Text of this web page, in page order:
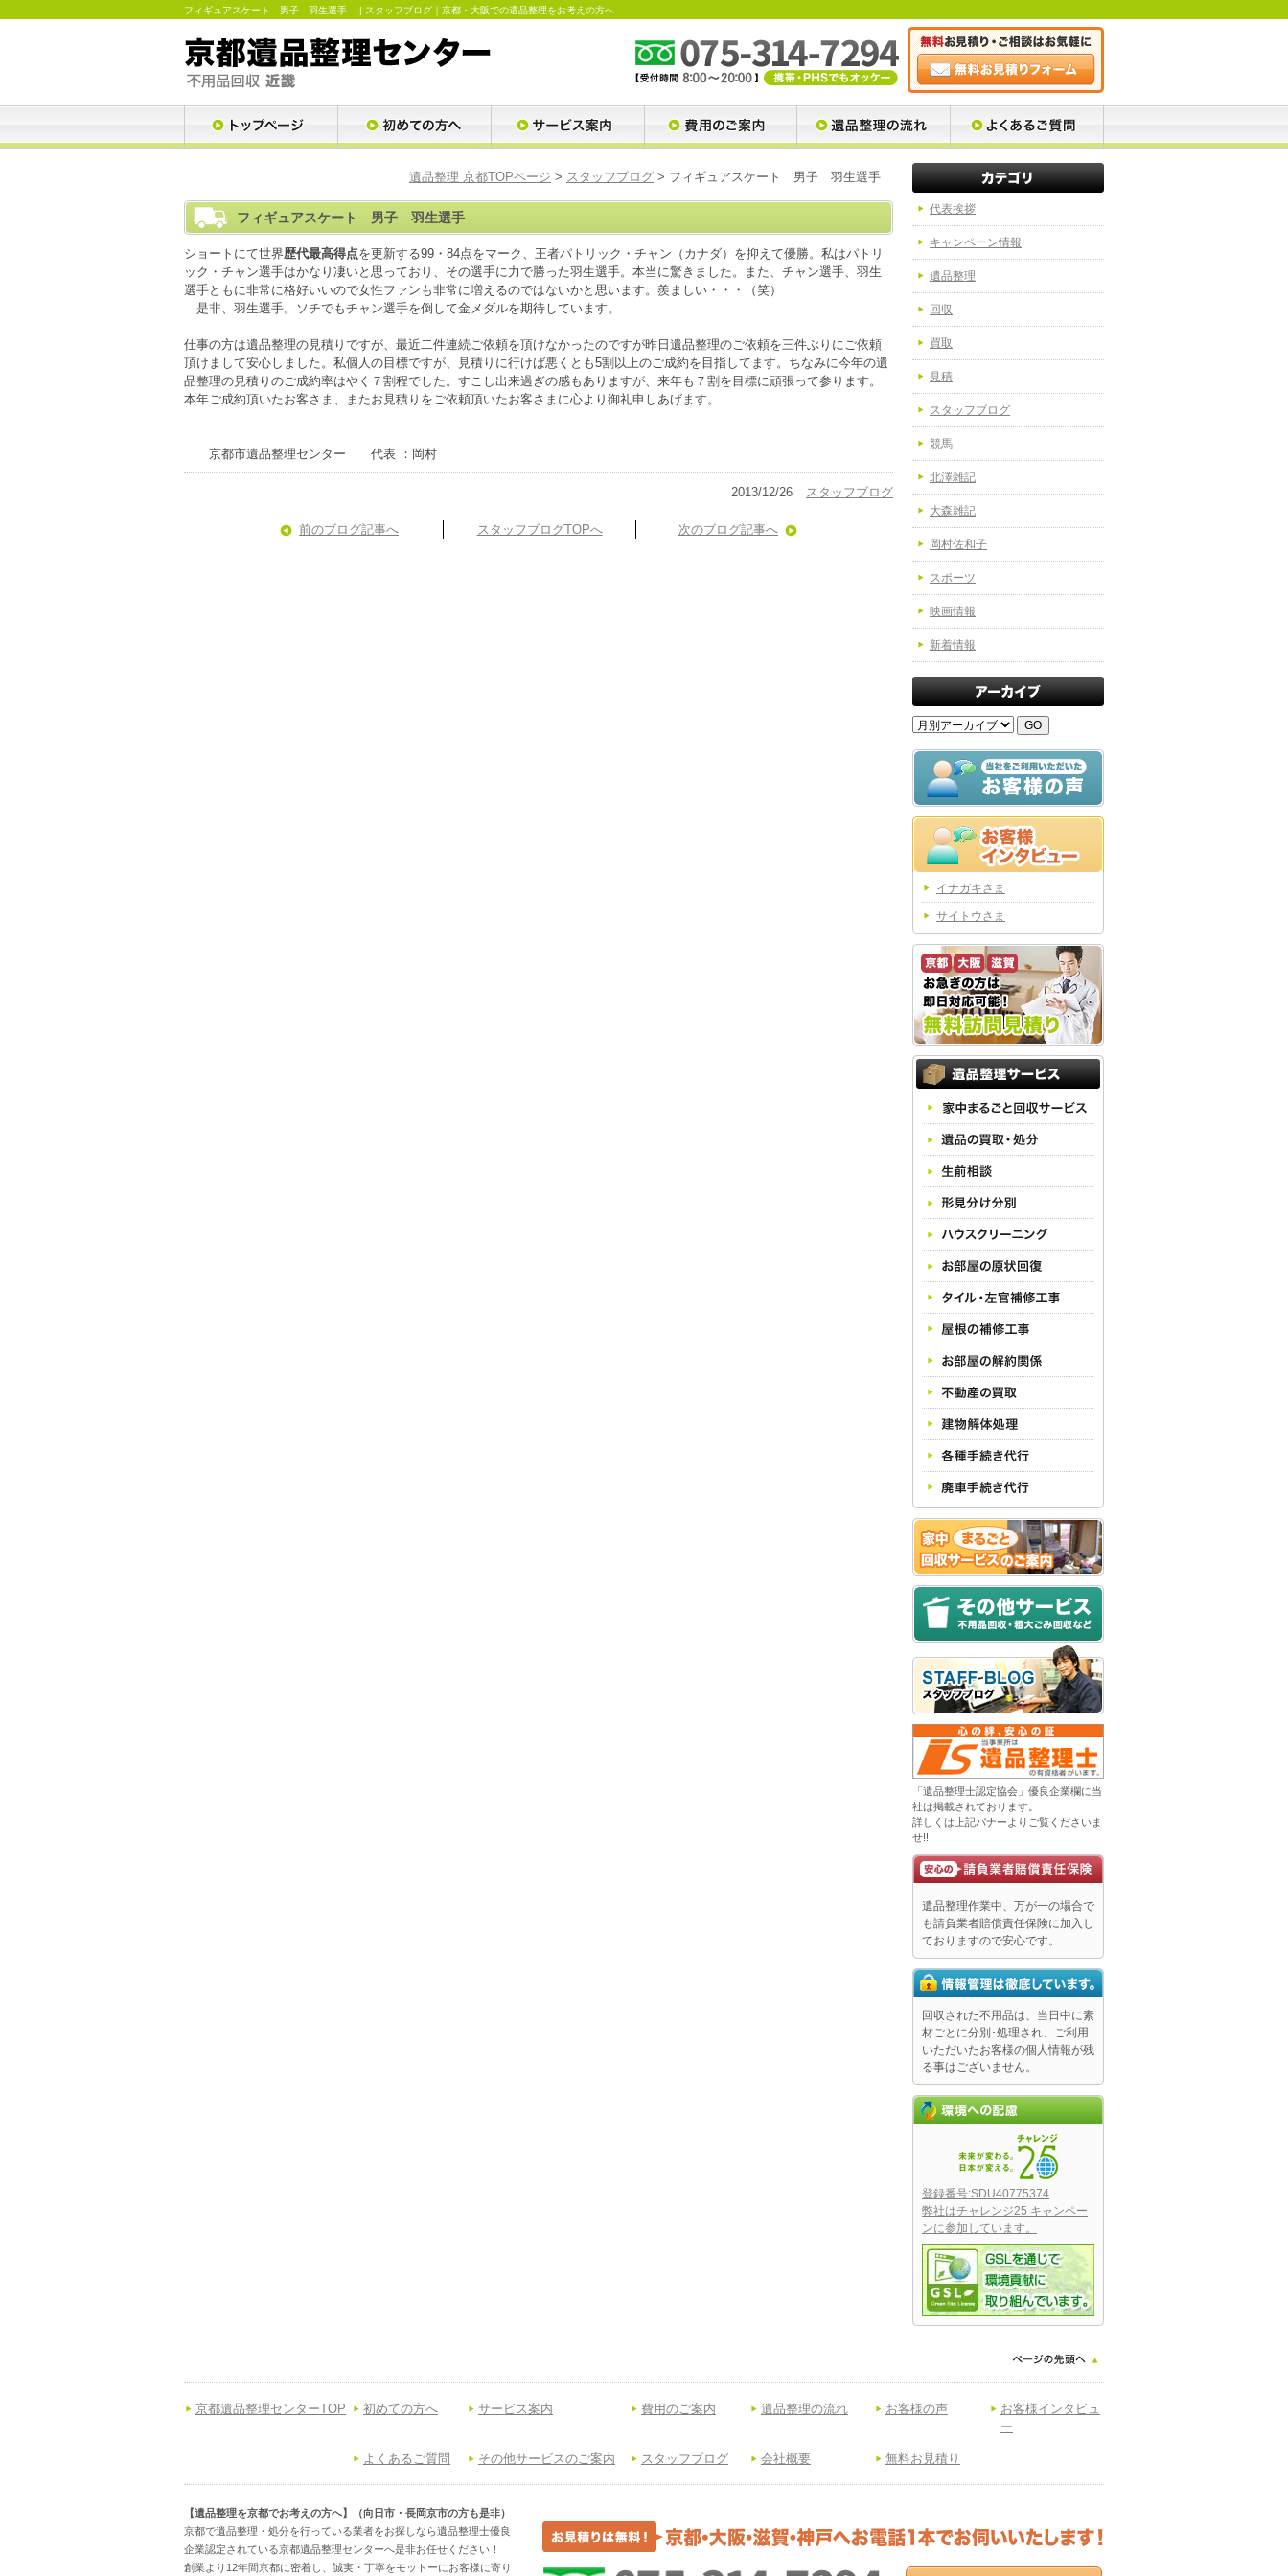
フィギュアスケート 男子 羽生選手 | スタッフブログ｜京都・大阪での遺品整理をお考えの方へ
遺品整理 京都TOPページ > スタッフブログ > フィギュアスケート 男子 羽生選手
フィギュアスケート 男子 羽生選手
ショートにて世界歴代最高得点を更新する99・84点をマーク、王者パトリック・チャン（カナダ）を抑えて優勝。私はパトリ
ック・チャン選手はかなり凄いと思っており、その選手に力で勝った羽生選手。本当に驚きました。また、チャン選手、羽生
選手ともに非常に格好いいので女性ファンも非常に増えるのではないかと思います。羨ましい・・・（笑）
是非、羽生選手。ソチでもチャン選手を倒して金メダルを期待しています。
仕事の方は遺品整理の見積りですが、最近二件連続ご依頼を頂けなかったのですが昨日遺品整理のご依頼を三件ぶりにご依頼
頂けまして安心しました。私個人の目標ですが、見積りに行けば悪くとも5割以上のご成約を目指してます。ちなみに今年の遺
品整理の見積りのご成約率はやく７割程でした。すこし出来過ぎの感もありますが、来年も７割を目標に頑張って参ります。
本年ご成約頂いたお客さま、またお見積りをご依頼頂いたお客さまに心より御礼申しあげます。
京都市遺品整理センター 代表 ：岡村
2013/12/26 スタッフブログ
前のブログ記事へ スタッフブログTOPへ 次のブログ記事へ
代表挨拶
キャンペーン情報
遺品整理
回収
買取
見積
スタッフブログ
競馬
北澤雑記
大森雑記
岡村佐和子
スポーツ
映画情報
新着情報
イナガキさま
サイトウさま
「遺品整理士認定協会」優良企業欄に当
社は掲載されております。
詳しくは上記バナーよりご覧くださいま
せ!!
遺品整理作業中、万が一の場合で
も請負業者賠償責任保険に加入し
ておりますので安心です。
回収された不用品は、当日中に素
材ごとに分別･処理され、ご利用
いただいたお客様の個人情報が残
る事はございません。
登録番号:SDU40775374
弊社はチャレンジ25 キャンペー
ンに参加しています。
京都遺品整理センターTOP 初めての方へ サービス案内 費用のご案内 遺品整理の流れ お客様の声
お客様インタビュ
ー
よくあるご質問 その他サービスのご案内 スタッフブログ 会社概要 無料お見積り
【遺品整理を京都でお考えの方へ】（向日市・長岡京市の方も是非）
京都で遺品整理・処分を行っている業者をお探しなら遺品整理士優良
企業認定されている京都遺品整理センターへ是非お任せください！
創業より12年間京都に密着し、誠実・丁寧をモットーにお客様に寄り